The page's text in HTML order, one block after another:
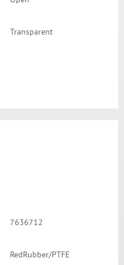
Transparent
7636712
RedRubber/PTFE